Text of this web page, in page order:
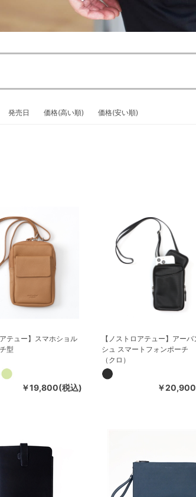
発売日 価格(高い順) 価格(安い順)
アテュー】スマホショル
型
￥19,800(税込)
【ノストロアテュー】アーバ
シュ スマートフォンポーチ
（クロ）
￥